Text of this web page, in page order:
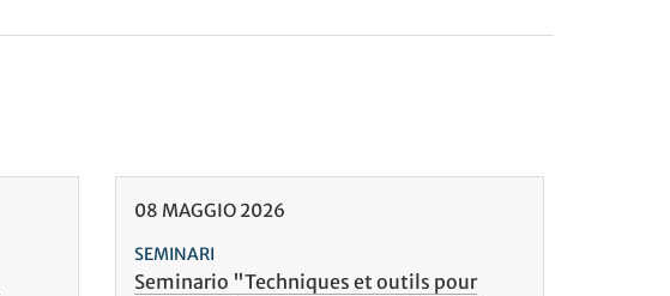
08 MAGGIO 2026
SEMINARI
Seminario "Techniques et outils pour